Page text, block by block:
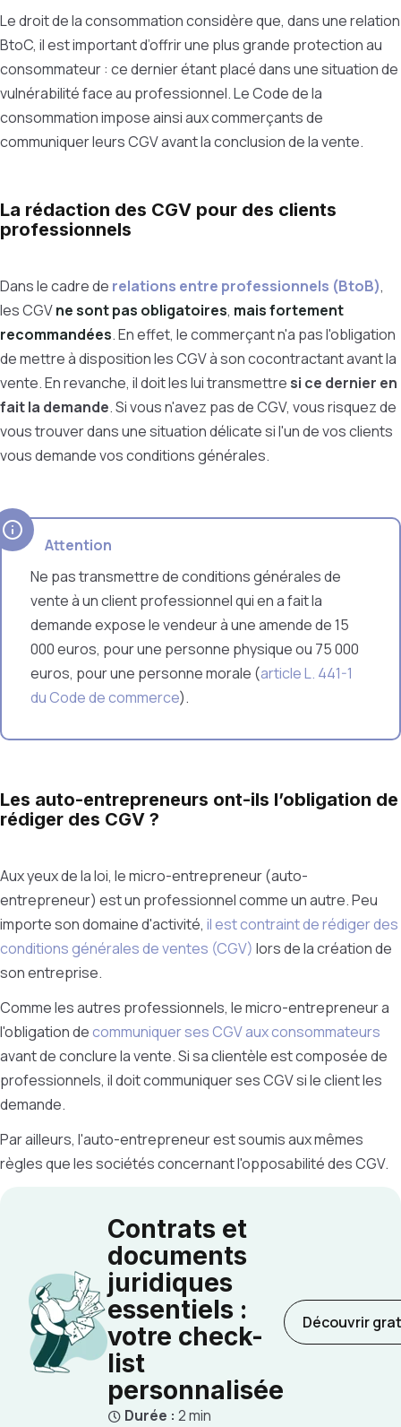
Le droit de la consommation considère que, dans une relation
BtoC, il est important d’offrir une plus grande protection au
consommateur : ce dernier étant placé dans une situation de
vulnérabilité face au professionnel. Le Code de la
consommation impose ainsi aux commerçants de
communiquer leurs CGV avant la conclusion de la vente.
La rédaction des CGV pour des clients
professionnels
Dans le cadre de relations entre professionnels (BtoB),
les CGVne sont pas obligatoires, mais fortement
recommandées. En effet, le commerçant n'a pas l'obligation
de mettre à disposition les CGV à son cocontractant avant la
vente. En revanche, il doit les lui transmettre si ce dernier en
fait la demande. Si vous n'avez pas de CGV, vous risquez de
vous trouver dans une situation délicate si l'un de vos clients
vous demande vos conditions générales.
Attention
Ne pas transmettre de conditions générales de
vente à un client professionnel qui en a fait la
demande expose le vendeur à une amende de 15
000 euros, pour une personne physique ou 75 000
euros, pour une personne morale (article L. 441-1
du Code de commerce).
Les auto-entrepreneurs ont-ils l’obligation de
rédiger des CGV ?
Aux yeux de la loi, le micro-entrepreneur (auto-
entrepreneur) est un professionnel comme un autre. Peu
importe son domaine d'activité, il est contraint de rédiger des
conditions générales de ventes (CGV) lors de la création de
son entreprise.
Comme les autres professionnels, le micro-entrepreneur a
l'obligation decommuniquer ses CGV aux consommateurs
avant de conclure la vente. Si sa clientèle est composée de
professionnels, il doit communiquer ses CGV si le client les
demande.
Par ailleurs, l'auto-entrepreneur est soumis aux mêmes
règles que les sociétés concernant l'opposabilité des CGV.
Contrats et
documents
juridiques
essentiels :
votre check-
list
personnalisée
Durée : 2 min
Découvrir